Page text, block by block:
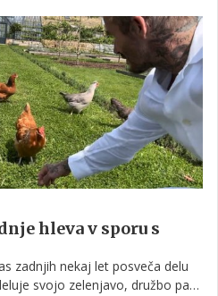
ki ga je leta 1909 zgradil
smo zgodovino te
preverili, v kakšnem stanju se
je predvidena.
hleva v sporu s
zadnjih nekaj let posveča delu
svojo zelenjavo, družbo pa